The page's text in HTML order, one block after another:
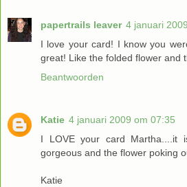
papertrails leaver 4 januari
I love your card! I know you
great! Like the folded flower and
Beantwoorden
Katie 4 januari 2009 om 07:35
I LOVE your card Martha....it
gorgeous and the flower poking
Katie